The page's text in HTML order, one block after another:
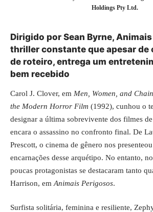
Holdings Pty Ltd.
Dirigido por Sean Byrne,
thriller constante que apesar de
de roteiro, entrega um
bem recebido
Carol J. Clover, em Men, Women, and
the Modern Horror Film (1992), cunhou o
designar a última sobrevivente dos filmes
encara o assassino no confronto final. De
Prescott, o cinema de gênero nos
encarnações desse arquétipo. No entanto,
poucas protagonistas se destacaram tanto
Harrison, em Animais Perigosos.
Surfista solitária, feminina e resiliente,